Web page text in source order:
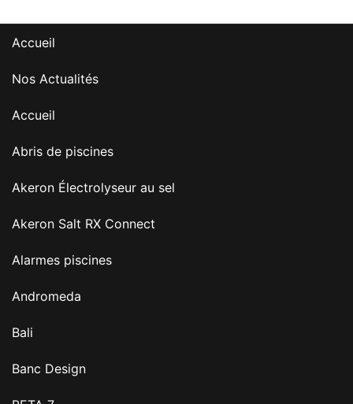
Accueil
Nos Actualités
Accueil
Abris de piscines
Akeron Électrolyseur au sel
Akeron Salt RX Connect
Alarmes piscines
Andromeda
Bali
Banc Design